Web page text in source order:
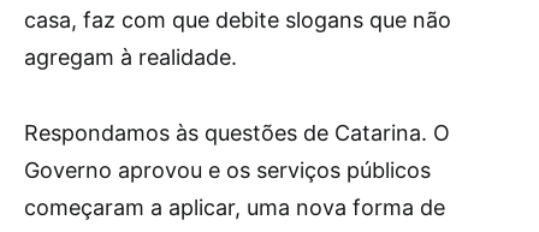
casa, faz com que debite slogans que não
agregam à realidade.
Respondamos às questões de Catarina. O
Governo aprovou e os serviços públicos
começaram a aplicar, uma nova forma de